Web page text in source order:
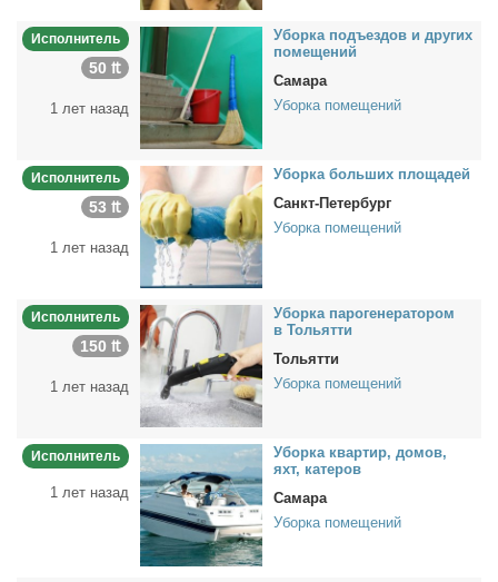
Исполнитель
50 ₶
1 лет назад
Убор­ка подъ­ез­дов и дру­гих
по­ме­ще­ний
Самара
Уборка помещений
Исполнитель
53 ₶
1 лет назад
Убор­ка боль­ших пло­ща­дей
Санкт-Петербург
Уборка помещений
Исполнитель
150 ₶
1 лет назад
Убор­ка па­ро­ге­не­ра­то­ром
в То­льят­ти
Тольятти
Уборка помещений
Исполнитель
1 лет назад
Убор­ка квар­тир, до­мов,
яхт, ка­те­ров
Самара
Уборка помещений